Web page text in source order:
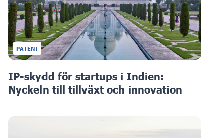
PATENT
IP-skydd för startups i Indien:
Nyckeln till tillväxt och innovation